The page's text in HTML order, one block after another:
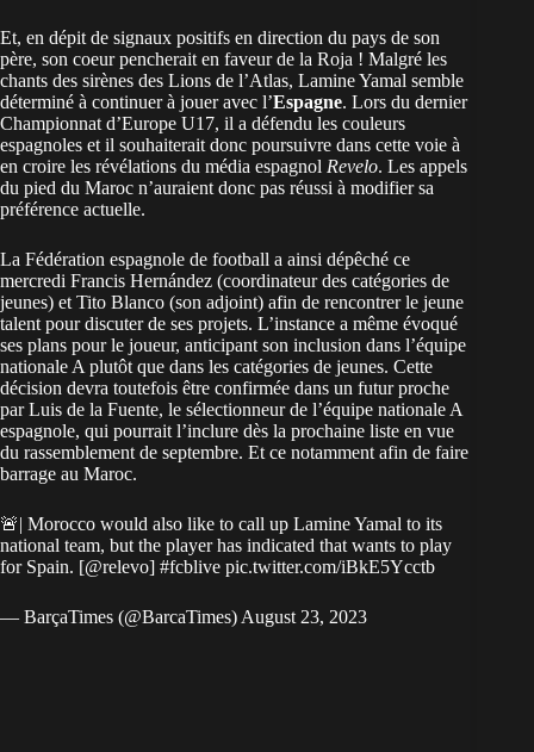
Et, en dépit de signaux positifs en direction du pays de son
père, son coeur pencherait en faveur de la Roja ! Malgré les
chants des sirènes des Lions de l’Atlas, Lamine Yamal semble
déterminé à continuer à jouer avec l’Espagne. Lors du dernier
Championnat d’Europe U17, il a défendu les couleurs
espagnoles et il souhaiterait donc poursuivre dans cette voie à
en croire les révélations du média espagnol Revelo. Les appels
du pied du Maroc n’auraient donc pas réussi à modifier sa
préférence actuelle.
La Fédération espagnole de football a ainsi dépêché ce
mercredi Francis Hernández (coordinateur des catégories de
jeunes) et Tito Blanco (son adjoint) afin de rencontrer le jeune
talent pour discuter de ses projets. L’instance a même évoqué
ses plans pour le joueur, anticipant son inclusion dans l’équipe
nationale A plutôt que dans les catégories de jeunes. Cette
décision devra toutefois être confirmée dans un futur proche
par Luis de la Fuente, le sélectionneur de l’équipe nationale A
espagnole, qui pourrait l’inclure dès la prochaine liste en vue
du rassemblement de septembre. Et ce notamment afin de faire
barrage au Maroc.
🚨| Morocco would also like to call up Lamine Yamal to its
national team, but the player has indicated that wants to play
for Spain. [@relevo] #fcblive pic.twitter.com/iBkE5Ycctb
— BarçaTimes (@BarcaTimes) August 23, 2023